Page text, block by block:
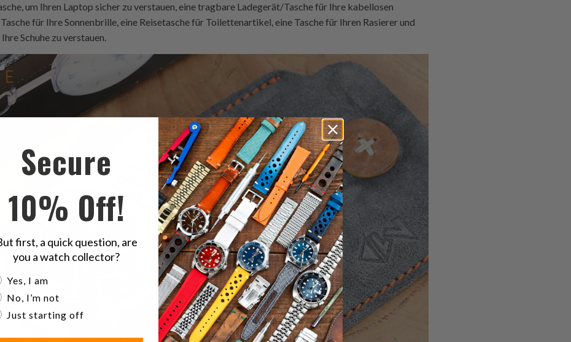
um Ihren Laptop sicher zu verstauen, eine tragbare Ladegerät/Tasche für Ihre kabellosen
für Ihre Sonnenbrille, eine Reisetasche für Toilettenartikel, eine Tasche für Ihren Rasierer und
Schuhe zu verstauen.
Secure
10% Off!
first, a quick question, are
you a watch collector?
you a watch collector?
Yes, I am
No, I’m not
Just starting off